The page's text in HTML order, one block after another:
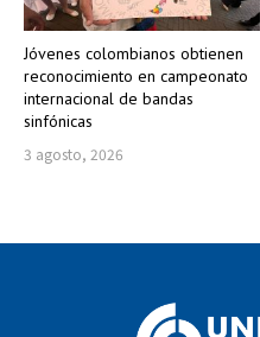
Jóvenes colombianos obtienen
reconocimiento en campeonato
internacional de bandas
sinfónicas
3 agosto, 2026